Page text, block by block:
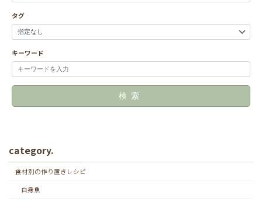
タグ
キーワード
検索
category.
食材別の作り置きレシピ
白身魚